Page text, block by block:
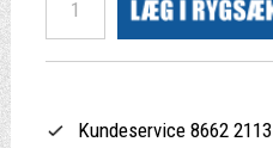
Kundeservice 8662 2113